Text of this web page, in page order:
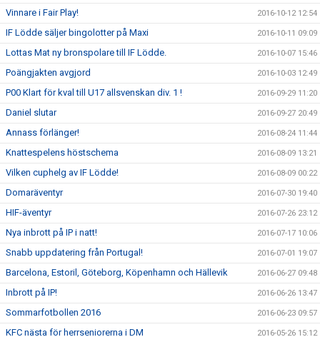
Vinnare i Fair Play! 2016-10-12 12:54
IF Lödde säljer bingolotter på Maxi 2016-10-11 09:09
Lottas Mat ny bronspolare till IF Lödde. 2016-10-07 15:46
Poängjakten avgjord 2016-10-03 12:49
P00 Klart för kval till U17 allsvenskan div. 1 ! 2016-09-29 11:20
Daniel slutar 2016-09-27 20:49
Annass förlänger! 2016-08-24 11:44
Knattespelens höstschema 2016-08-09 13:21
Vilken cuphelg av IF Lödde! 2016-08-09 00:22
Domaräventyr 2016-07-30 19:40
HIF-äventyr 2016-07-26 23:12
Nya inbrott på IP i natt! 2016-07-17 10:06
Snabb uppdatering från Portugal! 2016-07-01 19:07
Barcelona, Estoril, Göteborg, Köpenhamn och Hällevik 2016-06-27 09:48
Inbrott på IP! 2016-06-26 13:47
Sommarfotbollen 2016 2016-06-23 09:57
KFC nästa för herrseniorerna i DM 2016-05-26 15:12